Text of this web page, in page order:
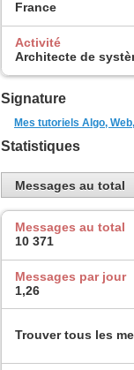
France
Activité
Architecte de
Signature
Mes tutoriels Algo,
Statistiques
Messages au total
Messages au total
10 371
Messages par jour
1,26
Trouver tous les